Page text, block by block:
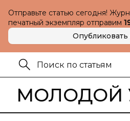
Отправьте статью сегодня!
печатный экземпляр отправим
Опубликовать
МОЛОДОЙ